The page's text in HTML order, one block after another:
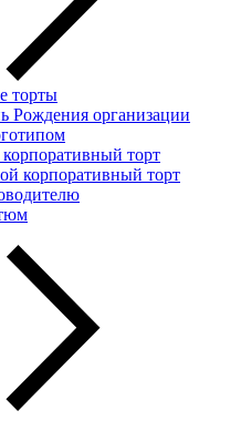
торты
Рождения организации
торт
корпоративный торт